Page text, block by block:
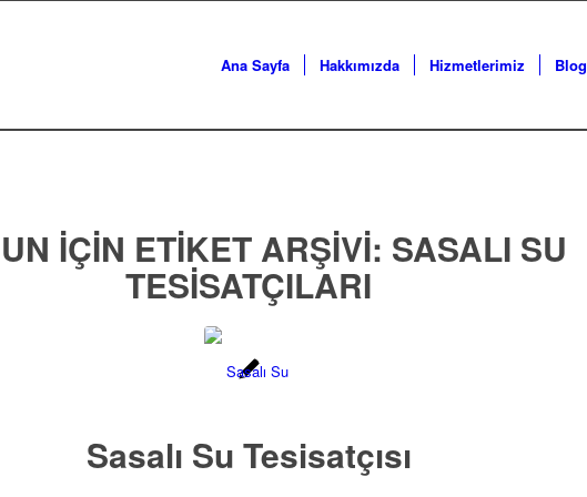
Ana Sayfa Hakkımızda Hizmetlerimiz Blog
IÇIN ETIKET ARŞIVI: SASALI SU
TESISATÇILARI
Sasalı Su Tesisatçısı